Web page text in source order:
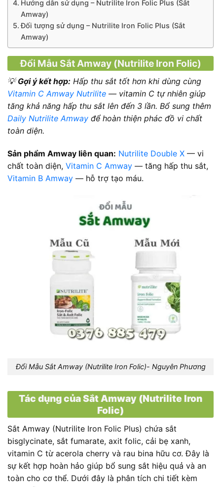
Hướng dẫn sử dụng – Nutrilite Iron Folic Plus (Sắt
Amway)
Đối tượng sử dụng – Nutrilite Iron Folic Plus (Sắt
Amway)
Đổi Mẫu Sắt Amway (Nutrilite Iron Folic)
💡Gợi ý kết hợp: Hấp thu sắt tốt hơn khi dùng cùng
Vitamin C Amway Nutrilite — vitamin C tự nhiên giúp
tăng khả năng hấp thu sắt lên đến 3 lần. Bổ sung thêm
Daily Nutrilite Amway để hoàn thiện phác đồ vi chất
toàn diện.
Sản phẩm Amway liên quan: Nutrilite Double X — vi
chất toàn diện, Vitamin C Amway — tăng hấp thu sắt,
Vitamin B Amway — hỗ trợ tạo máu.
Đổi Mẫu Sắt Amway (Nutrilite Iron Folic)- Nguyên Phương
Tác dụng của Sắt Amway (Nutrilite Iron
Folic)
Sắt Amway (Nutrilite Iron Folic Plus) chứa sắt
bisglycinate, sắt fumarate, axit folic, cải bẹ xanh,
vitamin C từ acerola cherry và rau bina hữu cơ. Đây là
sự kết hợp hoàn hảo giúp bổ sung sắt hiệu quả và an
toàn cho cơ thể. Dưới đây là phân tích chi tiết kèm